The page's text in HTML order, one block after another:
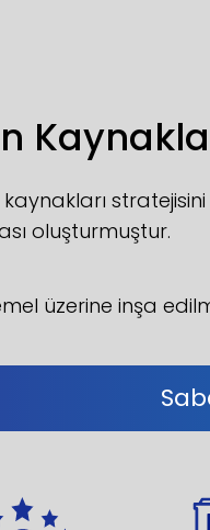
oluşturmuştur.
üzerine inşa